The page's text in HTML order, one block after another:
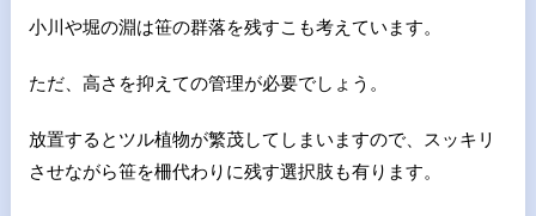
小川や堀の淵は笹の群落を残すこも考えています。
ただ、高さを抑えての管理が必要でしょう。
放置するとツル植物が繁茂してしまいますので、スッキリ
させながら笹を柵代わりに残す選択肢も有ります。